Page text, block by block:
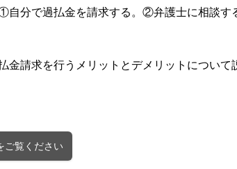
分で過払金を請求する。②弁護士に相談す
金請求を行うメリットとデメリットについて
ご覧ください